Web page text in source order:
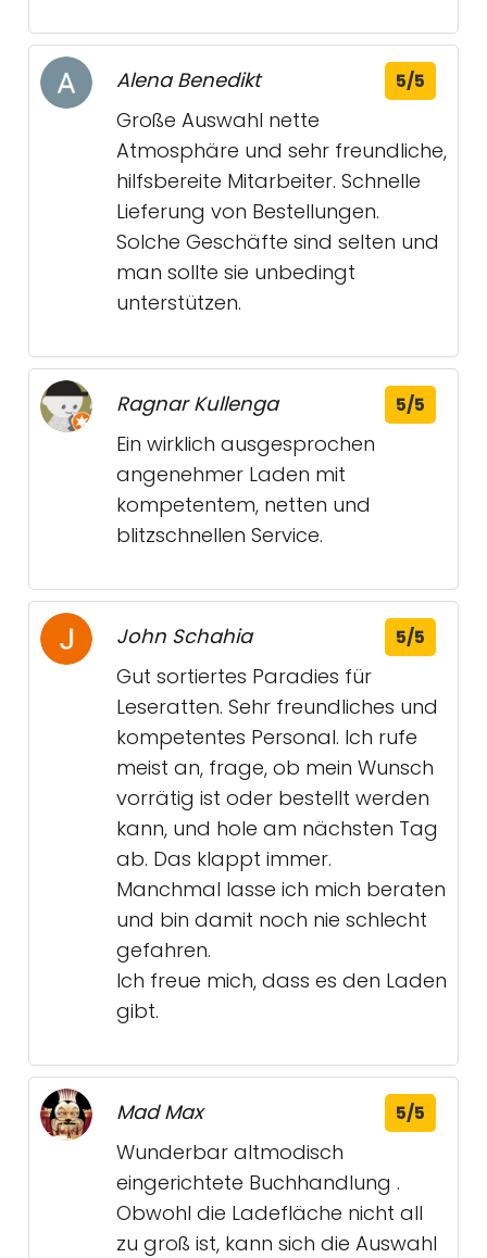
Alena Benedikt 5/5
Große Auswahl nette
Atmosphäre und sehr freundliche,
hilfsbereite Mitarbeiter. Schnelle
Lieferung von Bestellungen.
Solche Geschäfte sind selten und
man sollte sie unbedingt
unterstützen.
Ragnar Kullenga 5/5
Ein wirklich ausgesprochen
angenehmer Laden mit
kompetentem, netten und
blitzschnellen Service.
John Schahia 5/5
Gut sortiertes Paradies für
Leseratten. Sehr freundliches und
kompetentes Personal. Ich rufe
meist an, frage, ob mein Wunsch
vorrätig ist oder bestellt werden
kann, und hole am nächsten Tag
ab. Das klappt immer.
Manchmal lasse ich mich beraten
und bin damit noch nie schlecht
gefahren.
Ich freue mich, dass es den Laden
gibt.
Mad Max 5/5
Wunderbar altmodisch
eingerichtete Buchhandlung .
Obwohl die Ladefläche nicht all
zu groß ist, kann sich die Auswahl